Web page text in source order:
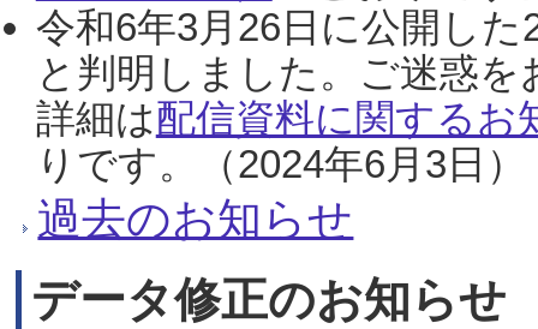
令和6年3月26日に公開し
と判明しました。ご迷惑
詳細は配信資料に関するお
りです。（2024年6月3日）
過去のお知らせ
データ修正のお知らせ